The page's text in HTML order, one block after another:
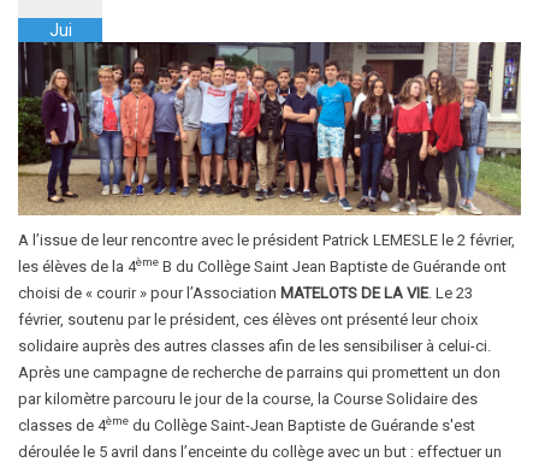
Jui
A l’issue de leur rencontre avec le président Patrick LEMESLE le 2 février,
les élèves de la 4ème B du Collège Saint Jean Baptiste de Guérande ont
choisi de « courir » pour l’Association MATELOTS DE LA VIE. Le 23
février, soutenu par le président, ces élèves ont présenté leur choix
solidaire auprès des autres classes afin de les sensibiliser à celui-ci.
Après une campagne de recherche de parrains qui promettent un don
par kilomètre parcouru le jour de la course, la Course Solidaire des
classes de 4ème du Collège Saint-Jean Baptiste de Guérande s'est
déroulée le 5 avril dans l’enceinte du collège avec un but : effectuer un